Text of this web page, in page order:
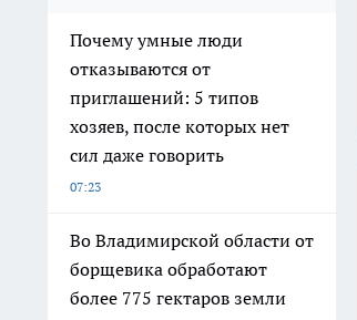
Почему умные люди
отказываются от
приглашений: 5 типов
хозяев, после которых нет
сил даже говорить
07:23
Во Владимирской области от
борщевика обработают
более 775 гектаров земли